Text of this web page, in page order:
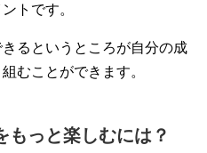
トです。
るというところが自分の成
むことができます。
もっと楽しむには？